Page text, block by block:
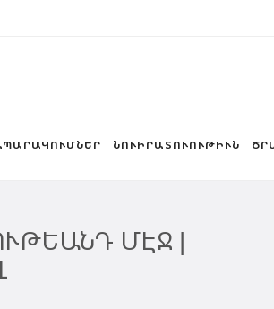
ՆՈՒԻՐԱՏՈՒՈՒԹԻՒՆ
ՄԷՋ |